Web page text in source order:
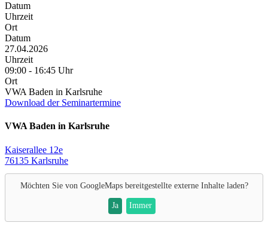
Datum
Uhrzeit
Ort
Datum
27.04.2026
Uhrzeit
09:00 - 16:45 Uhr
Ort
VWA Baden in Karlsruhe
Download der Seminartermine
VWA Baden in Karlsruhe
Kaiserallee 12e
76135 Karlsruhe
Möchten Sie von GoogleMapsbereitgestellte externe Inhalte laden?
Ja Immer